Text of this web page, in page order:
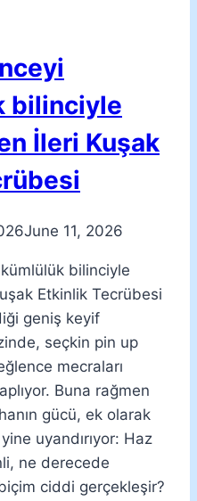
bilinciyle
İleri Kuşak
June 11, 2026
bilinciyle
Etkinlik Tecrübesi
geniş keyif
seçkin pin up
mecraları
Buna rağmen
gücü, ek olarak
uyandırıyor: Haz
ne derecede
ciddi gerçekleşir?